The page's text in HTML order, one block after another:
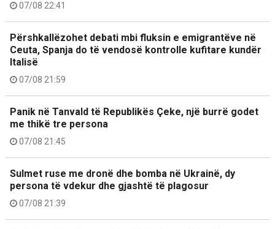
07/08 22:41
Përshkallëzohet debati mbi fluksin e emigrantëve në
Ceuta, Spanja do të vendosë kontrolle kufitare kundër
Italisë
07/08 21:59
Panik në Tanvald të Republikës Çeke, një burrë godet
me thikë tre persona
07/08 21:45
Sulmet ruse me dronë dhe bomba në Ukrainë, dy
persona të vdekur dhe gjashtë të plagosur
07/08 21:39